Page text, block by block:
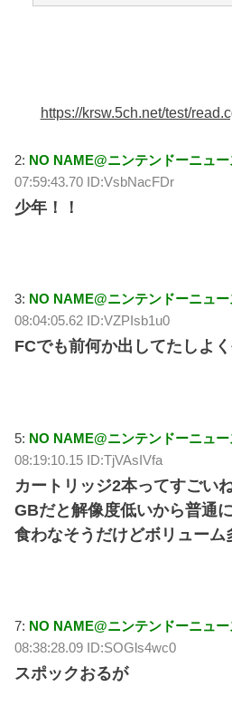
https://krsw.5ch.net/test/
2: NO NAME@ニンテンドーニュー
07:59:43.70 ID:VsbNacFDr
少年！！
3: NO NAME@ニンテンドーニュー
08:04:05.62 ID:VZPIsb1u0
FCでも前何か出してたしよ
5: NO NAME@ニンテンドーニュー
08:19:10.15 ID:TjVAsIVfa
カートリッジ2本ってすごい
GBだと解像度低いから普通
食わなそうだけどボリューム
7: NO NAME@ニンテンドーニュー
08:38:28.09 ID:SOGls4wc0
スポックおるが